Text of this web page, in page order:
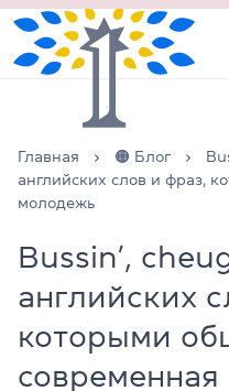
Главная 🟠 Блог
английских слов и фраз,
молодежь
Bussin’,
английских
которыми